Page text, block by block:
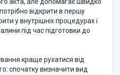
відкрити в першу
у внутрішніх процедурах і
під час підготовки до
краще рухатися від
спочатку визначити вид